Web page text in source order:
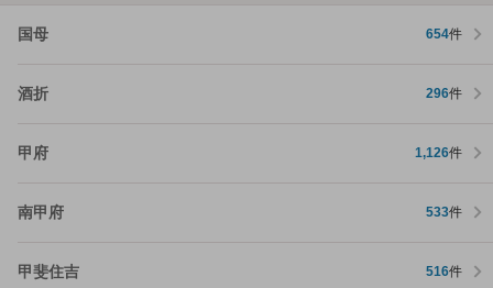
国母 654件
酒折 296件
甲府 1,126件
南甲府 533件
甲斐住吉 516件